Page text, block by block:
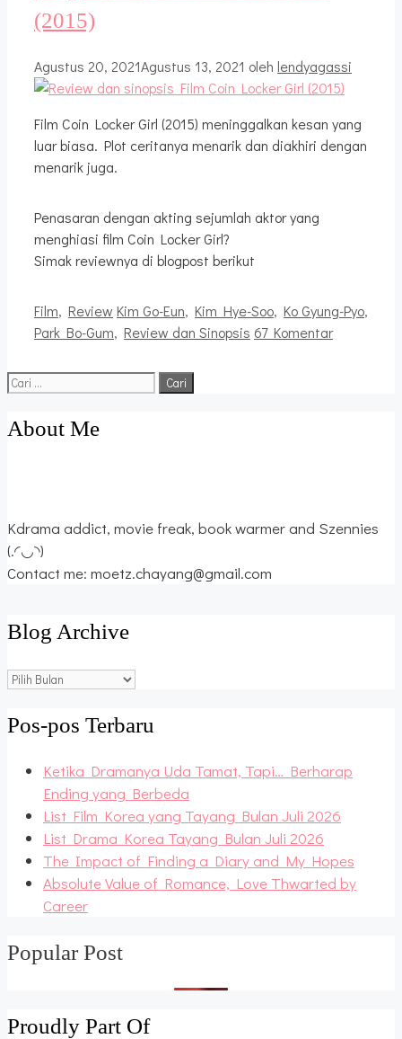
(2015)
Agustus 20, 2021Agustus 13, 2021 oleh lendyagassi
Film Coin Locker Girl (2015) meninggalkan kesan yang
luar biasa. Plot ceritanya menarik dan diakhiri dengan
menarik juga.
Penasaran dengan akting sejumlah aktor yang
menghiasi film Coin Locker Girl?
Simak reviewnya di blogpost berikut
Kategori
Film, Review Tag
Kim Go-Eun, Kim Hye-Soo, Ko Gyung-Pyo,
Park Bo-Gum, Review dan Sinopsis 67 Komentar
Cari
About Me
Kdrama addict, movie freak, book warmer and Szennies
(.◜◡◝)
Contact me: moetz.chayang@gmail.com
Blog Archive
Blog
Pos-pos Terbaru
Ketika Dramanya Uda Tamat, Tapi… Berharap
Ending yang Berbeda
List Film Korea yang Tayang Bulan Juli 2026
List Drama Korea Tayang Bulan Juli 2026
The Impact of Finding a Diary and My Hopes
Absolute Value of Romance, Love Thwarted by
Career
Popular Post
Proudly Part Of